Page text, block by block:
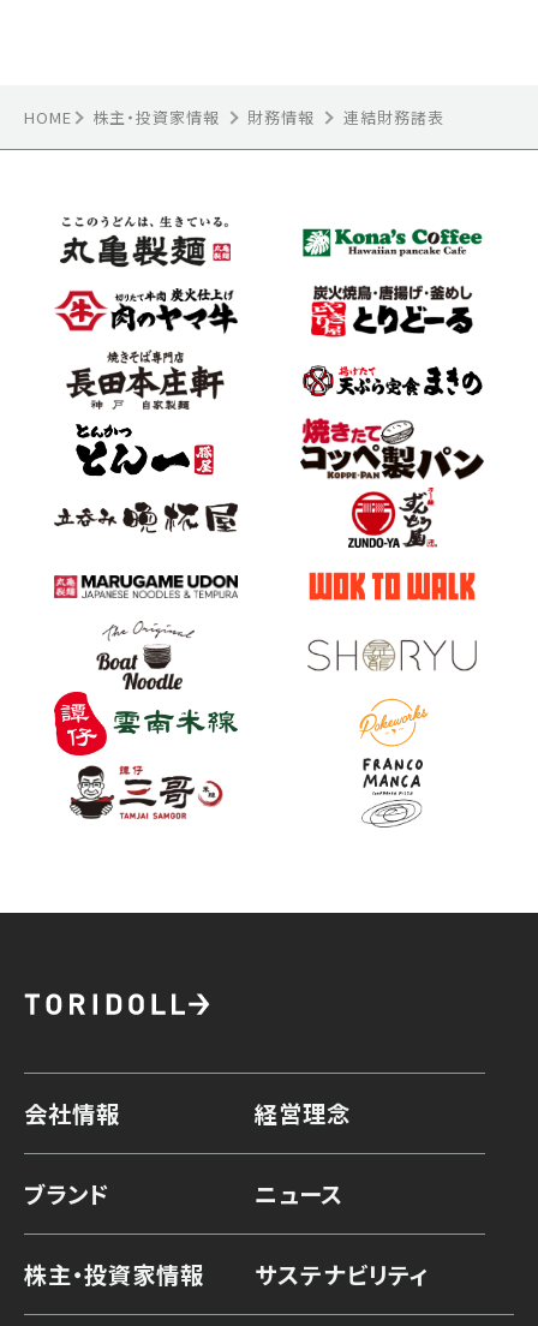
HOME 株主・投資家情報 財務情報 連結財務諸表
会社情報 経営理念
ブランド ニュース
株主・投資家情報 サステナビリティ